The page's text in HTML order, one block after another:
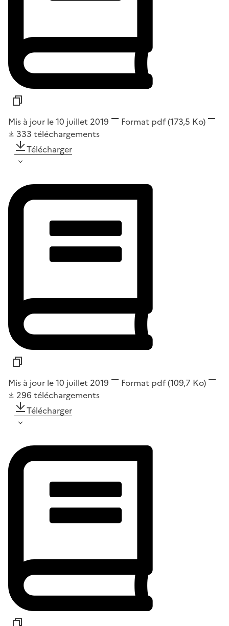
Mis à jour le 10 juillet 2019 Format pdf(173,5 Ko)
333 téléchargements
Télécharger
Mis à jour le 10 juillet 2019 Format pdf(109,7 Ko)
296 téléchargements
Télécharger